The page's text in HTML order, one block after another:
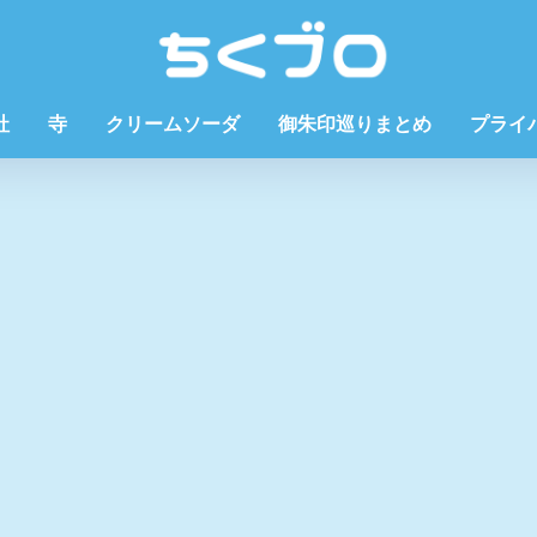
寺 クリームソーダ 御朱印巡りまとめ プライ